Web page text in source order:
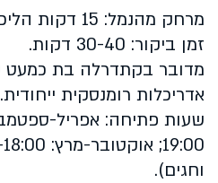
מרחק מהנמל: 15 דקות הליכה.
זמן ביקור: 30-40 דקות.
אדריכלות רומנסקית ייחודית.
וחגים).